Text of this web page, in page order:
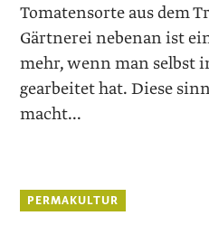
Tomatensorte aus dem
Gärtnerei nebenan ist
mehr, wenn man selbst
gearbeitet hat. Diese
macht...
PERMAKULTUR